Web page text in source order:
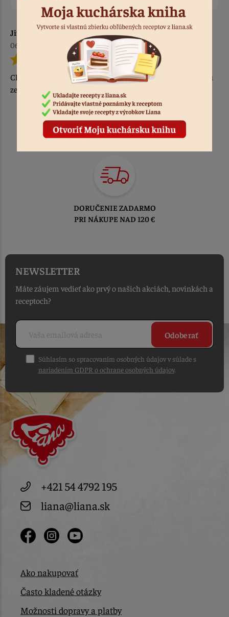
Jitka
06.09.2022
Chutné bagety ????, ktoré plníme vlastnoručne dopestovanou
zeleninkou, aby boli aj zdravé ????????????
DORUČENIE ZADARMO
PRI NÁKUPE NAD 120 €
NEWSLETTER
Máte záujem vedieť ako prvý o našich akciách, novinkách a
receptoch?
Odoberať
Súhlasím so spracovaním osobných údajov v súlade s
nariadením GDPR o ochrane osobných údajov.
+421 54 4792 195
liana@liana.sk
Ako nakupovať
Často kladené otázky
Možnosti dopravy a platby